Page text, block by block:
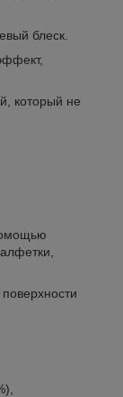
блеск.
который не